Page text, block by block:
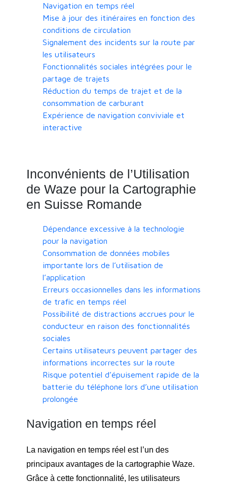
Navigation en temps réel
Mise à jour des itinéraires en fonction des
conditions de circulation
Signalement des incidents sur la route par
les utilisateurs
Fonctionnalités sociales intégrées pour le
partage de trajets
Réduction du temps de trajet et de la
consommation de carburant
Expérience de navigation conviviale et
interactive
Inconvénients de l’Utilisation
de Waze pour la Cartographie
en Suisse Romande
Dépendance excessive à la technologie
pour la navigation
Consommation de données mobiles
importante lors de l’utilisation de
l’application
Erreurs occasionnelles dans les informations
de trafic en temps réel
Possibilité de distractions accrues pour le
conducteur en raison des fonctionnalités
sociales
Certains utilisateurs peuvent partager des
informations incorrectes sur la route
Risque potentiel d’épuisement rapide de la
batterie du téléphone lors d’une utilisation
prolongée
Navigation en temps réel
La navigation en temps réel est l’un des
principaux avantages de la cartographie Waze.
Grâce à cette fonctionnalité, les utilisateurs